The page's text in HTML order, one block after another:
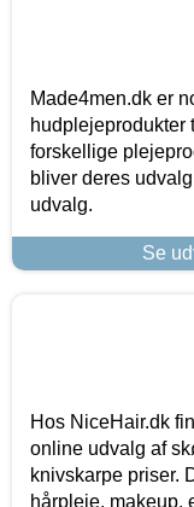
Made4men.dk er
forskellige
bliver deres
udvalg.
Se
Hos NiceHair.dk
online udvalg af
knivskarpe priser.
hårpleje, makeup,